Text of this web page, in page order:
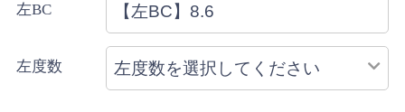
ご注文内容により上記と異なる場合があります。
配送方法のご指定はできません。
左BC
左度数